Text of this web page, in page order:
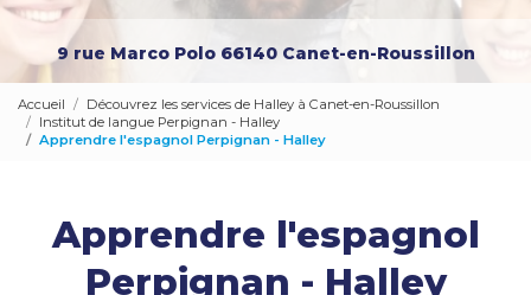
9 rue Marco Polo 66140 Canet-en-Roussillon
Accueil
Découvrez les services de Halley à Canet-en-Roussillon
Institut de langue Perpignan - Halley
Apprendre l'espagnol Perpignan - Halley
Apprendre l'espagnol
Perpignan - Halley